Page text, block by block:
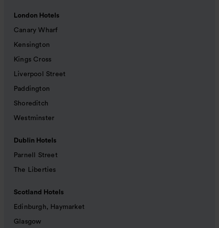
London Hotels
Canary Wharf
Kensington
Kings Cross
Liverpool Street
Paddington
Shoreditch
Westminster
Dublin Hotels
Parnell Street
The Liberties
Scotland Hotels
Edinburgh, Haymarket
Glasgow